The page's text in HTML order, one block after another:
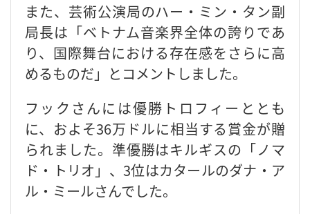
また、芸術公演局のハー・ミン・タン副
局長は「ベトナム音楽界全体の誇りであ
り、国際舞台における存在感をさらに高
めるものだ」とコメントしました。
フックさんには優勝トロフィーととも
に、およそ36万ドルに相当する賞金が贈
られました。準優勝はキルギスの「ノマ
ド・トリオ」、3位はカタールのダナ・ア
ル・ミールさんでした。